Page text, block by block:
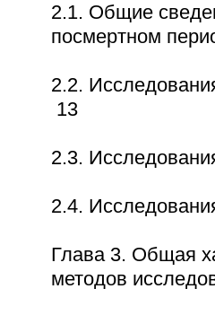
2.1. Общие
посмертном
2.2.
13
2.3.
2.4.
Глава 3. Общая
методов